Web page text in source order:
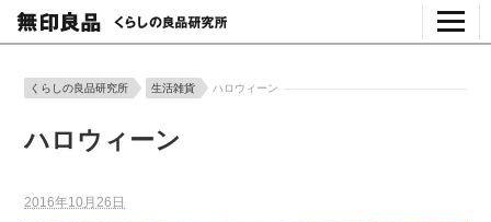
くらしの良品研究所 生活雑貨 ハロウィーン
ハロウィーン
2016年10月26日